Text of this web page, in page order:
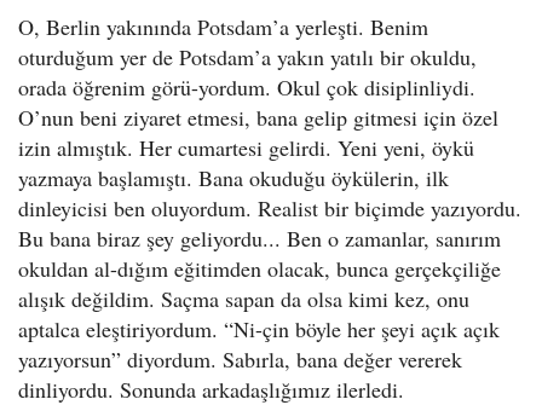
O, Berlin yakınında Potsdam’a yerleşti. Benim
oturduğum yer de Potsdam’a yakın yatılı bir okuldu,
orada öğrenim görü-yordum. Okul çok disiplinliydi.
O’nun beni ziyaret etmesi, bana gelip gitmesi için özel
izin almıştık. Her cumartesi gelirdi. Yeni yeni, öykü
yazmaya başlamıştı. Bana okuduğu öykülerin, ilk
dinleyicisi ben oluyordum. Realist bir biçimde yazıyordu.
Bu bana biraz şey geliyordu... Ben o zamanlar, sanırım
okuldan al-dığım eğitimden olacak, bunca gerçekçiliğe
alışık değildim. Saçma sapan da olsa kimi kez, onu
aptalca eleştiriyordum. “Ni-çin böyle her şeyi açık açık
yazıyorsun” diyordum. Sabırla, bana değer vererek
dinliyordu. Sonunda arkadaşlığımız ilerledi.